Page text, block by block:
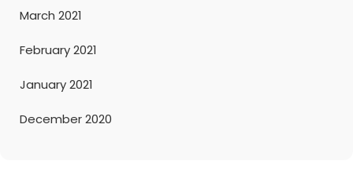
March 2021
February 2021
January 2021
December 2020